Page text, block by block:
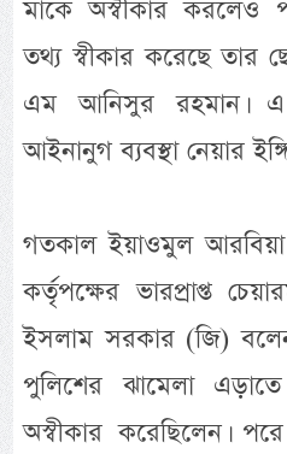
মাকে অস্বীকার করলেও
তথ্য স্বীকার করেছে তার
এম আনিসুর রহমান। এ
আইনানুগ ব্যবস্থা নেয়ার
গতকাল ইয়াওমুল
কর্তৃপক্ষের ভারপ্রাপ্ত
ইসলাম সরকার (জি)
পুলিশের ঝামেলা
অস্বীকার করেছিলেন।